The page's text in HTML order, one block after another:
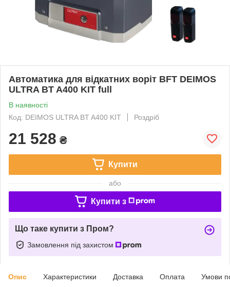
Автоматика для відкатних воріт BFT DEIMOS
ULTRA BT A400 KIT full
В наявності
Код: DEIMOS ULTRA BT A400 KIT
Роздріб
21 528 ₴
Купити
або
Купити з
Що таке купити з Пром?
Замовлення під захистом
Опис Характеристики Доставка Оплата Умови